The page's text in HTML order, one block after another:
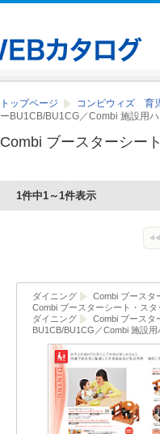
トップページ コンビウィズ 育
ーBU1CB/BU1CG／Combi 施設用
Combi ブースターシー
1件中1～1件表示
ダイニング
Combi ブースタ
Combi ブースターシート・スタ
ダイニング
Combi ブースタ
BU1CB/BU1CG／Combi 施設